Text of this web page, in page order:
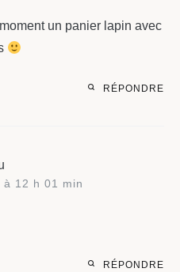
un panier lapin avec
RÉPONDRE
12 h 01 min
RÉPONDRE